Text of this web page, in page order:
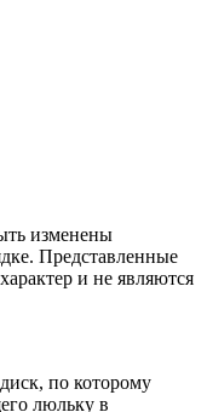
изменены
Представленные
и не являются
по которому
люльку в